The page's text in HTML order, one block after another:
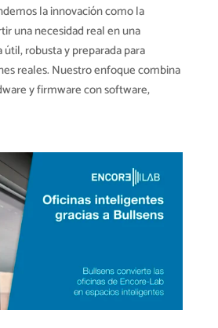
la innovación como la
una necesidad real en una
robusta y preparada para
reales. Nuestro enfoque combina
y firmware con software,